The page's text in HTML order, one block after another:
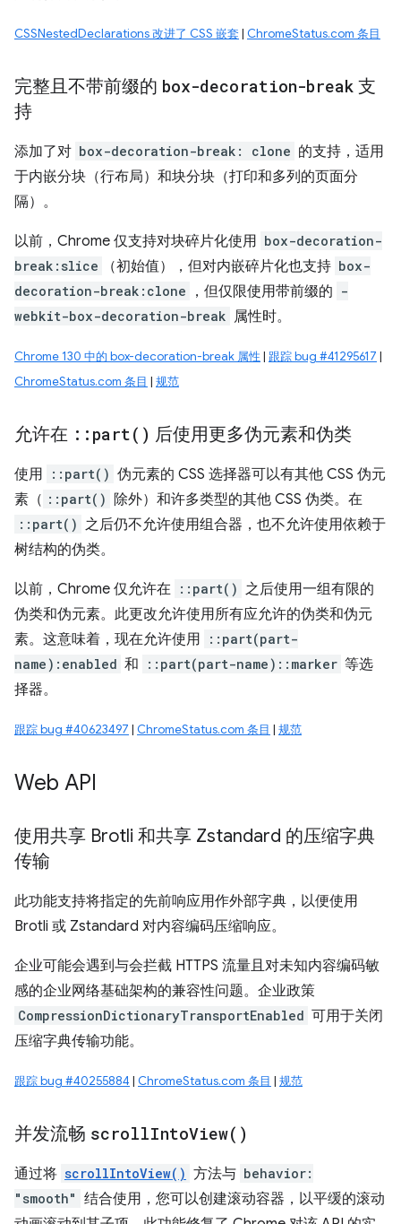
CSSNestedDeclarations 改进了 CSS 嵌套| ChromeStatus.com 条目
完整且不带前缀的 box-decoration-break 支
持
添加了对 box-decoration-break: clone 的支持，适用
于内嵌分块（行布局）和块分块（打印和多列的页面分
隔）。
以前，Chrome 仅支持对块碎片化使用 box-decoration-
break:slice
（初始值），但对内嵌碎片化也支持 box-
decoration-break:clone
，但仅限使用带前缀的 -
webkit-box-decoration-break 属性时。
Chrome 130 中的 box-decoration-break 属性 | 跟踪 bug #41295617 |
ChromeStatus.com 条目 | 规范
允许在 :: part( ) 后使用更多伪元素和伪类
使用 ::part() 伪元素的 CSS 选择器可以有其他 CSS 伪元
素（ ::part() 除外）和许多类型的其他 CSS 伪类。在
::part() 之后仍不允许使用组合器，也不允许使用依赖于
树结构的伪类。
以前，Chrome 仅允许在 ::part() 之后使用一组有限的
伪类和伪元素。此更改允许使用所有应允许的伪类和伪元
素。这意味着，现在允许使用
::part(part-
name):enabled 和 ::part(part-name)::marker 等选
择器。
跟踪 bug #40623497 | ChromeStatus.com 条目 | 规范
Web API
使用共享 Brotli 和共享 Zstandard 的压缩字典
传输
此功能支持将指定的先前响应用作外部字典，以便使用
Brotli 或 Zstandard 对内容编码压缩响应。
企业可能会遇到与会拦截 HTTPS 流量且对未知内容编码敏
感的企业网络基础架构的兼容性问题。企业政策
CompressionDictionaryTransportEnabled 可用于关闭
压缩字典传输功能。
跟踪 bug #40255884 | ChromeStatus.com 条目 | 规范
并发流畅 scrollIntoView( )
通过将 scrollIntoView() 方法与 behavior:
"smooth" 结合使用，您可以创建滚动容器，以平缓的滚动